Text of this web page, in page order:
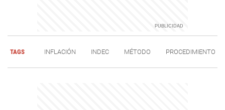
TAGS INFLACIÓN INDEC MÉTODO PROCEDIMIENTO